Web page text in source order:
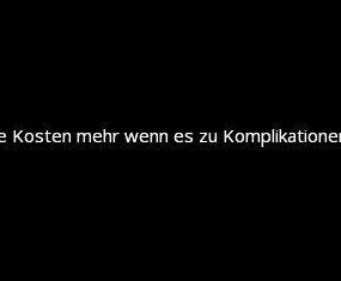
Kosten mehr wenn es zu